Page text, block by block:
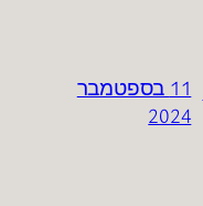
11 בספטמבר
2024